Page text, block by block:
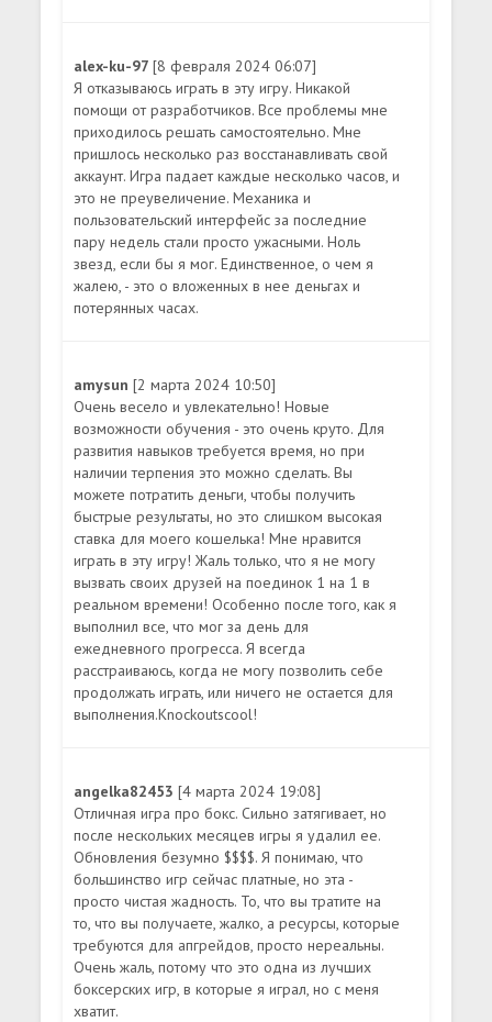
alex-ku-97[8 февраля 2024 06:07]
Я отказываюсь играть в эту игру. Никакой
помощи от разработчиков. Все проблемы мне
приходилось решать самостоятельно. Мне
пришлось несколько раз восстанавливать свой
аккаунт. Игра падает каждые несколько часов, и
это не преувеличение. Механика и
пользовательский интерфейс за последние
пару недель стали просто ужасными. Ноль
звезд, если бы я мог. Единственное, о чем я
жалею, - это о вложенных в нее деньгах и
потерянных часах.
amysun[2 марта 2024 10:50]
Очень весело и увлекательно! Новые
возможности обучения - это очень круто. Для
развития навыков требуется время, но при
наличии терпения это можно сделать. Вы
можете потратить деньги, чтобы получить
быстрые результаты, но это слишком высокая
ставка для моего кошелька! Мне нравится
играть в эту игру! Жаль только, что я не могу
вызвать своих друзей на поединок 1 на 1 в
реальном времени! Особенно после того, как я
выполнил все, что мог за день для
ежедневного прогресса. Я всегда
расстраиваюсь, когда не могу позволить себе
продолжать играть, или ничего не остается для
выполнения.Knockoutscool!
angelka82453[4 марта 2024 19:08]
Отличная игра про бокс. Сильно затягивает, но
после нескольких месяцев игры я удалил ее.
Обновления безумно $$$$. Я понимаю, что
большинство игр сейчас платные, но эта -
просто чистая жадность. То, что вы тратите на
то, что вы получаете, жалко, а ресурсы, которые
требуются для апгрейдов, просто нереальны.
Очень жаль, потому что это одна из лучших
боксерских игр, в которые я играл, но с меня
хватит.